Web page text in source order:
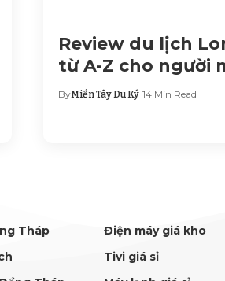
Review du lịch
từ A-Z cho người
ByMiền Tây Du Ký 14 Min Read
Tháp
Điện máy giá kho
Tivi giá sỉ